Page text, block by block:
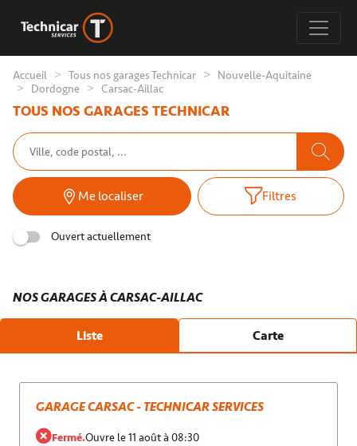
Accueil Tous nos garages Technicar
Nouvelle-Aquitaine
Dordogne
Carsac-Aillac
TOUS NOS GARAGES TECHNICAR
Me localiser Filtres
Ouvert actuellement
NOS GARAGES À CARSAC-AILLAC
Liste Carte
GARAGE CARSAC - TECHNICAR SERVICES
Fermé.Ouvre le 11 août à 08:30